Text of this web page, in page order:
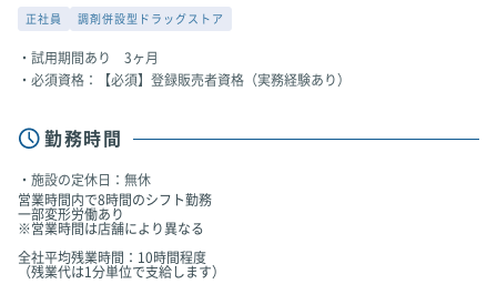
正社員 調剤併設型ドラッグストア
試用期間あり 3ヶ月
必須資格：【必須】登録販売者資格（実務経験あり）
勤務時間
施設の定休日：無休
営業時間内で8時間のシフト勤務
一部変形労働あり
※営業時間は店舗により異なる
全社平均残業時間：10時間程度
（残業代は1分単位で支給します）